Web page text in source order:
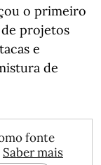
o primeiro
projetos
e
de
fonte
Saber mais